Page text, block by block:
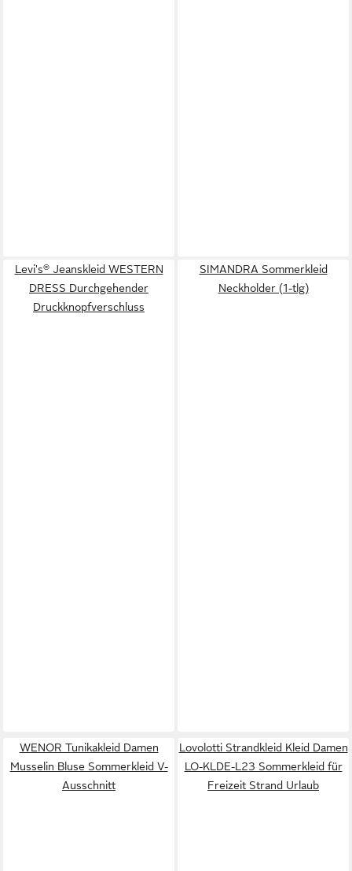
Levi's® Jeanskleid WESTERN
DRESS Durchgehender
Druckknopfverschluss
SIMANDRA Sommerkleid
Neckholder (1-tlg)
WENOR Tunikakleid Damen
Musselin Bluse Sommerkleid V-
Ausschnitt
Lovolotti Strandkleid Kleid Damen
LO-KLDE-L23 Sommerkleid für
Freizeit Strand Urlaub